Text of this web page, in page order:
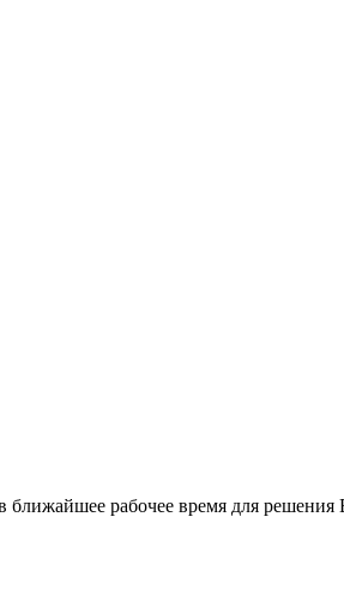
рабочее время для решения